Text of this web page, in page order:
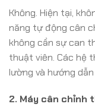
Không. Hiện tại,
năng tự động cân
không cần sự can
thuật viên. Các hệ
lường và hướng
2. Máy cân chỉnh